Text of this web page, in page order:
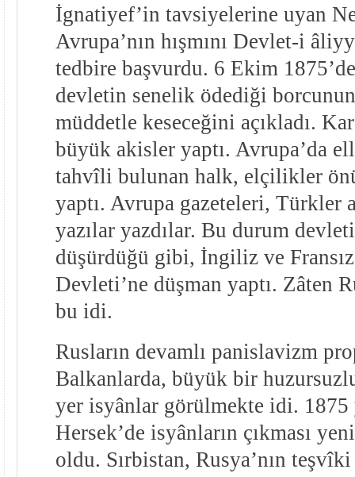
İgnatiyef’in tavsiyelerine uyan
Avrupa’nın hışmını Devlet-i
tedbire başvurdu. 6 Ekim
devletin senelik ödediği borcunun
müddetle keseceğini açıkladı.
büyük akisler yaptı. Avrupa’da
tahvîli bulunan halk, elçilikler
yaptı. Avrupa gazeteleri, Türkler
yazılar yazdılar. Bu durum
düşürdüğü gibi, İngiliz ve Fransız
Devleti’ne düşman yaptı. Zâten
bu idi.
Rusların devamlı panislavizm
Balkanlarda, büyük bir
yer isyânlar görülmekte idi. 1875
Hersek’de isyânların çıkması
oldu. Sırbistan, Rusya’nın